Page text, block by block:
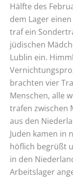
Hälfte des
dem Lager
traf ein
jüdischen
Lublin ein.
brachten vier
Menschen, alle
trafen zwischen
aus den
Juden kamen in
höflich begrüßt
in den
Arbeitslager